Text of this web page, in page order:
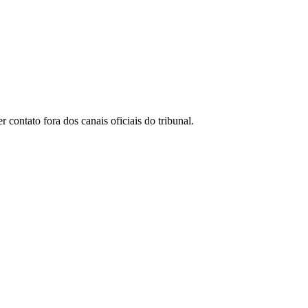
contato fora dos canais oficiais do tribunal.